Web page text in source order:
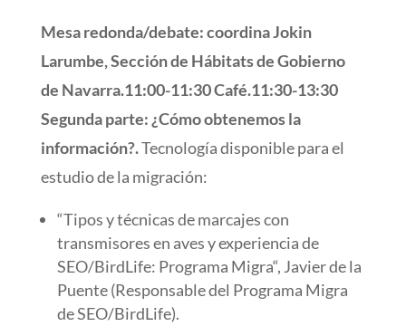
Mesa redonda/debate: coordina Jokin
Larumbe, Sección de Hábitats de Gobierno
de Navarra.11:00-11:30 Café.11:30-13:30
Segunda parte: ¿Cómo obtenemos la
información?.Tecnología disponible para el
estudio de la migración:
“Tipos y técnicas de marcajes con
transmisores en aves y experiencia de
SEO/BirdLife: Programa Migra“, Javier de la
Puente (Responsable del Programa Migra
de SEO/BirdLife).